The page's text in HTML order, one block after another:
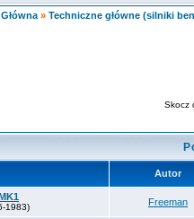
» Techniczne główne (silniki
Skocz
Autor
1983) Freeman